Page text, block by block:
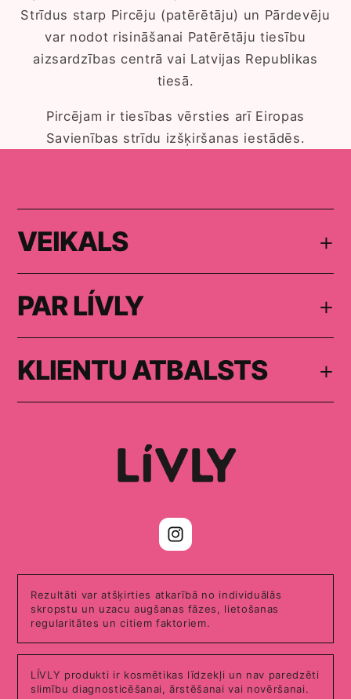
Strīdus starp Pircēju (patērētāju) un Pārdevēju
var nodot risināšanai Patērētāju tiesību
aizsardzības centrā vai Latvijas Republikas
tiesā.
Pircējam ir tiesības vērsties arī Eiropas
Savienības strīdu izšķiršanas iestādēs.
VEIKALS +
PAR LÍVLY +
KLIENTU ATBALSTS +
https://www.instagram.com/
Rezultāti var atšķirties atkarībā no individuālās
skropstu un uzacu augšanas fāzes, lietošanas
regularitātes un citiem faktoriem.
LÍVLY produkti ir kosmētikas līdzekļi un nav paredzēti
slimību diagnosticēšanai, ārstēšanai vai novēršanai.